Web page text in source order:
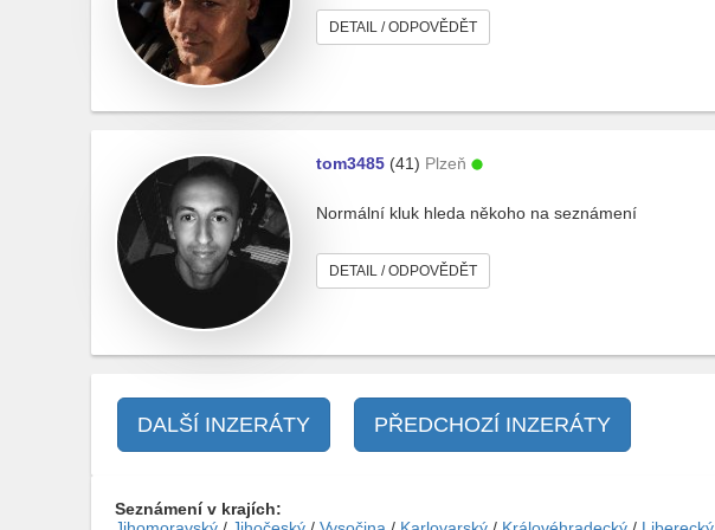
DETAIL / ODPOVĚDĚT
tom3485 (41) Plzeň
Normální kluk hleda někoho na seznámení
DETAIL / ODPOVĚDĚT
DALŠÍ INZERÁTY PŘEDCHOZÍ INZERÁTY
Seznámení v krajích: